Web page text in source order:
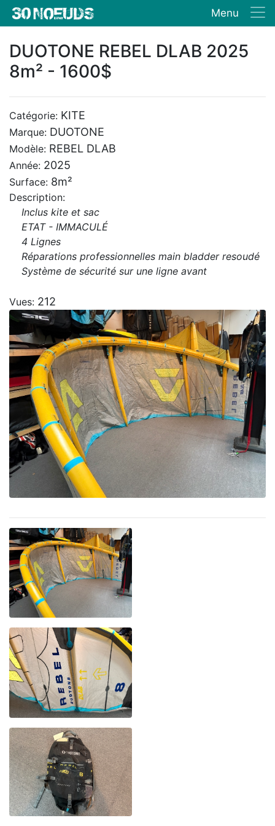
Menu
DUOTONE REBEL DLAB 2025
8m² - 1600$
Catégorie: KITE
Marque: DUOTONE
Modèle: REBEL DLAB
Année: 2025
Surface: 8m²
Description:
Inclus kite et sac
ETAT - IMMACULÉ
4 Lignes
Réparations professionnelles main bladder resoudé
Système de sécurité sur une ligne avant
Vues: 212